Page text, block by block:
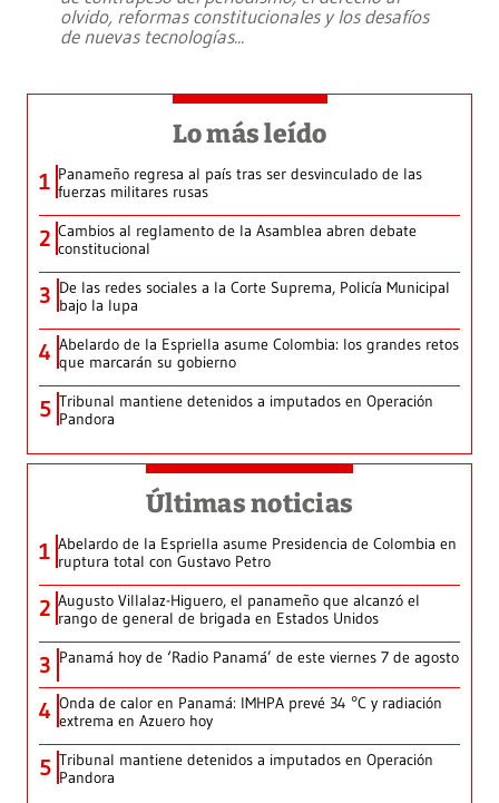
olvido, reformas constitucionales y los desafíos
de nuevas tecnologías...
Lo más leído
1 Panameño regresa al país tras ser desvinculado de las
fuerzas militares rusas
2 Cambios al reglamento de la Asamblea abren debate
constitucional
3 De las redes sociales a la Corte Suprema, Policía Municipal
bajo la lupa
4 Abelardo de la Espriella asume Colombia: los grandes retos
que marcarán su gobierno
5 Tribunal mantiene detenidos a imputados en Operación
Pandora
Últimas noticias
1 Abelardo de la Espriella asume Presidencia de Colombia en
ruptura total con Gustavo Petro
2 Augusto Villalaz-Higuero, el panameño que alcanzó el
rango de general de brigada en Estados Unidos
3 Panamá hoy de ‘Radio Panamá’ de este viernes 7 de agosto
4 Onda de calor en Panamá: IMHPA prevé 34 °C y radiación
extrema en Azuero hoy
5 Tribunal mantiene detenidos a imputados en Operación
Pandora